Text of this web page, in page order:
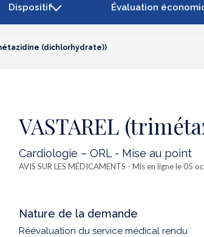
Dispositif Évaluation
(dichlorhydrate))
VASTAREL
Cardiologie – ORL - Mise au point
AVIS SUR LES MÉDICAMENTS - Mis en ligne le 05
Nature de la demande
Réévaluation du service médical rendu